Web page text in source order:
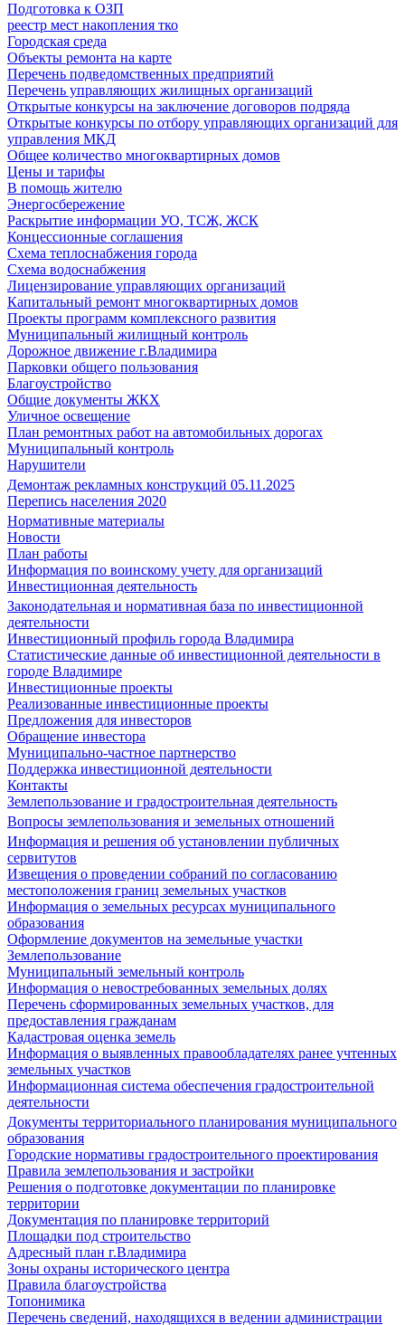
Подготовка к ОЗП
реестр мест накопления тко
Городская среда
Объекты ремонта на карте
Перечень подведомственных предприятий
Перечень управляющих жилищных организаций
Открытые конкурсы на заключение договоров подряда
Открытые конкурсы по отбору управляющих организаций для
управления МКД
Общее количество многоквартирных домов
Цены и тарифы
В помощь жителю
Энергосбережение
Раскрытие информации УО, ТСЖ, ЖСК
Концессионные соглашения
Схема теплоснабжения города
Схема водоснабжения
Лицензирование управляющих организаций
Капитальный ремонт многоквартирных домов
Проекты программ комплексного развития
Муниципальный жилищный контроль
Дорожное движение г.Владимира
Парковки общего пользования
Благоустройство
Общие документы ЖКХ
Уличное освещение
План ремонтных работ на автомобильных дорогах
Муниципальный контроль
Нарушители
Демонтаж рекламных конструкций 05.11.2025
Перепись населения 2020
Нормативные материалы
Новости
План работы
Информация по воинскому учету для организаций
Инвестиционная деятельность
Законодательная и нормативная база по инвестиционной
деятельности
Инвестиционный профиль города Владимира
Статистические данные об инвестиционной деятельности в
городе Владимире
Инвестиционные проекты
Реализованные инвестиционные проекты
Предложения для инвесторов
Обращение инвестора
Муниципально-частное партнерство
Поддержка инвестиционной деятельности
Контакты
Землепользование и градостроительная деятельность
Вопросы землепользования и земельных отношений
Информация и решения об установлении публичных
сервитутов
Извещения о проведении собраний по согласованию
местоположения границ земельных участков
Информация о земельных ресурсах муниципального
образования
Оформление документов на земельные участки
Землепользование
Муниципальный земельный контроль
Информация о невостребованных земельных долях
Перечень сформированных земельных участков, для
предоставления гражданам
Кадастровая оценка земель
Информация о выявленных правообладателях ранее учтенных
земельных участков
Информационная система обеспечения градостроительной
деятельности
Документы территориального планирования муниципального
образования
Городские нормативы градостроительного проектирования
Правила землепользования и застройки
Решения о подготовке документации по планировке
территории
Документация по планировке территорий
Площадки под строительство
Адресный план г.Владимира
Зоны охраны исторического центра
Правила благоустройства
Топонимика
Перечень сведений, находящихся в ведении администрации